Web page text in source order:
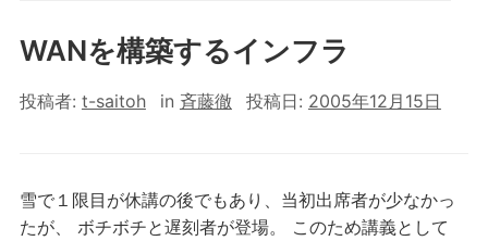
WANを構築するインフラ
投稿者: t-saitoh in 斉藤徹 投稿日: 2005年12月15日
雪で１限目が休講の後でもあり、当初出席者が少なかっ
たが、 ボチボチと遅刻者が登場。 このため講義として